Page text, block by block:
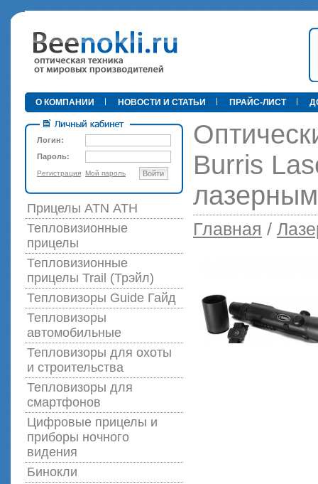
•
О КОМПАНИИ НОВОСТИ И СТАТЬИ ПРАЙС-ЛИСТ
Логин:
Пароль:
Регистрация Мой пароль Войти
Прицелы ATN АТН
Тепловизионные
прицелы
Тепловизионные
прицелы Trail (Трэйл)
Тепловизоры Guide Гайд
Тепловизоры
автомобильные
Тепловизоры для охоты
и строительства
Тепловизоры для
смартфонов
Цифровые прицелы и
приборы ночного
видения
Бинокли
Burris
Главная /